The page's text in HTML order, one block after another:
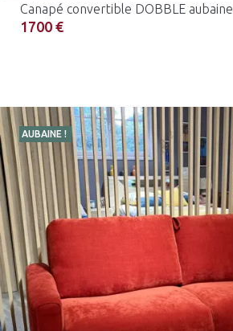
Canapé convertible DOBBLE aubaine
1700 €
AUBAINE !